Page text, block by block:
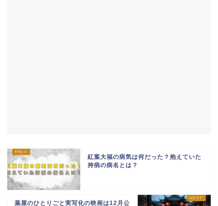
紅葉大福の病気は何だった？抱えていた
持病の病名とは？
薬屋のひとりごと実写化の映画は12月公